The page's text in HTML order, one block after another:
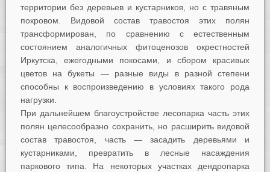
территории без деревьев и кустарников, но с травяным
покровом. Видовой состав травостоя этих полян
трансформирован, по сравнению с естественным
состоянием аналогичных фитоценозов окрестностей
Иркутска, ежегодными покосами, и сбором красивых
цветов на букеты — разные виды в разной степени
способны к воспроизведению в условиях такого рода
нагрузки.
При дальнейшем благоустройстве лесопарка часть этих
полян целесообразно сохранить, но расширить видовой
состав травостоя, часть — засадить деревьями и
кустарниками, превратить в лесные насаждения
паркового типа. На некоторых участках дендропарка